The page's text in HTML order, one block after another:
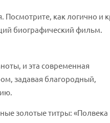
как логично и
биографический фильм.
и эта современная
задавая благородный,
золотые титры: «Полвека